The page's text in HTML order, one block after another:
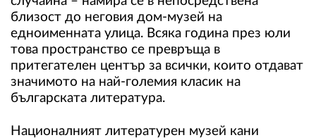
близост до неговия дом-музей на
едноименната улица. Всяка година през юли
това пространство се превръща в
притегателен център за всички, които отдават
значимото на най-големия класик на
българската литература.
Националният литературен музей кани